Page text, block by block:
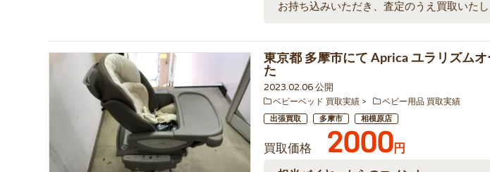
お持ち込みいただき、査定のうえ買取いたし
東京都 多摩市にて Aprica ユラリズム
た
2023.02.06 公開
ベビーベッド 買取実績 ベビー用品 買取実績
出張買取 多摩市 相模原店
買取価格 2000円